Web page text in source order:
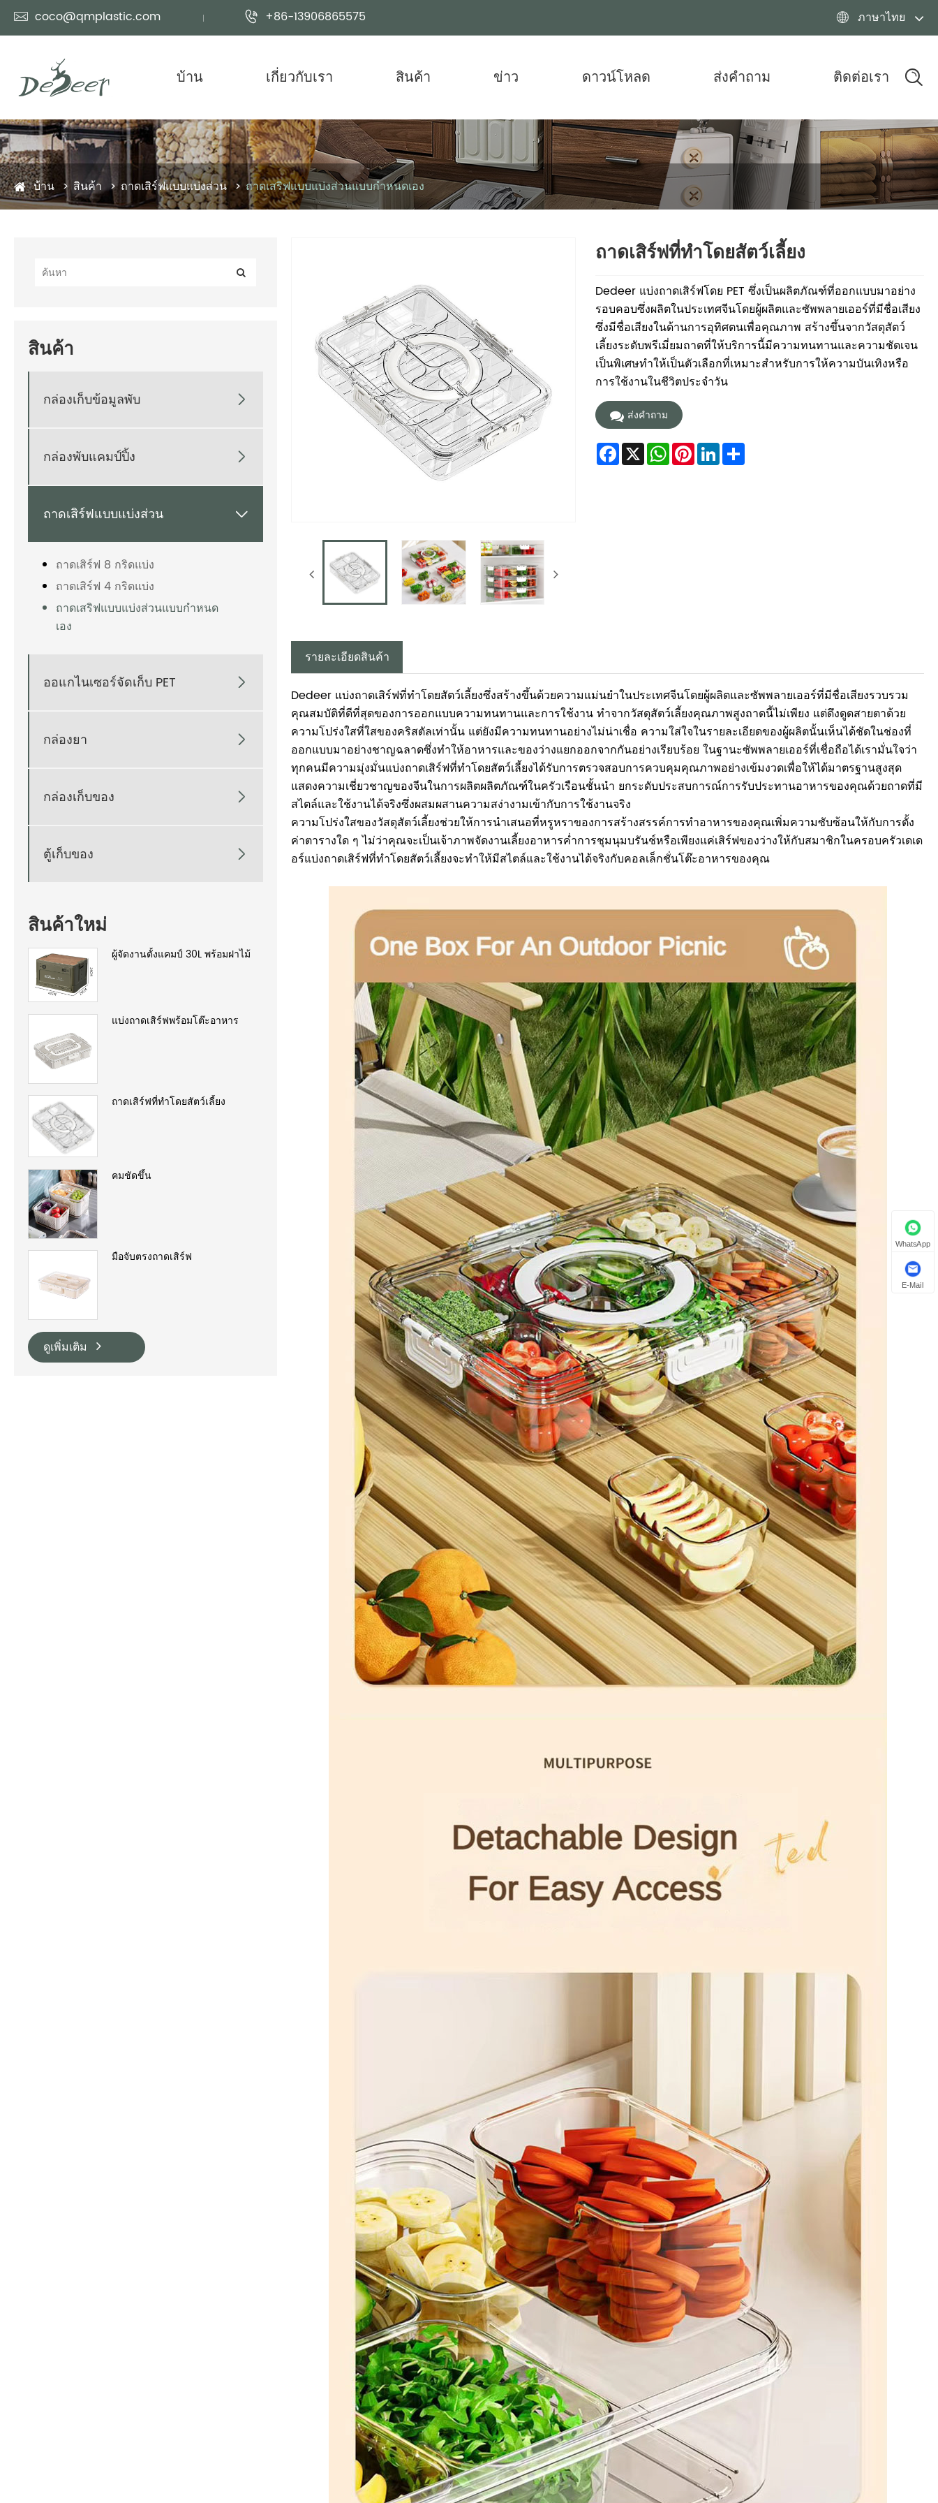
 coco@qmplastic.com  +86-13906865575  ภาษาไทย
บ้าน เกี่ยวกับเรา สินค้า ข่าว ดาวน์โหลด ส่งคำถาม ติดต่อเรา
บ้าน สินค้า ถาดเสิร์ฟแบบแบ่งส่วน ถาดเสริฟแบบแบ่งส่วนแบบกำหนดเอง
สินค้า
กล่องเก็บข้อมูลพับ 
กล่องพับแคมป์ปิ้ง 
ถาดเสิร์ฟแบบแบ่งส่วน 
ถาดเสิร์ฟ 8 กริดแบ่ง
ถาดเสิร์ฟ 4 กริดแบ่ง
ถาดเสริฟแบบแบ่งส่วนแบบกำหนด
เอง
ออแกไนเซอร์จัดเก็บ PET 
กล่องยา 
กล่องเก็บของ 
ตู้เก็บของ 
สินค้าใหม่
ผู้จัดงานตั้งแคมป์ 30L พร้อมฝาไม้
แบ่งถาดเสิร์ฟพร้อมโต๊ะอาหาร
ถาดเสิร์ฟที่ทำโดยสัตว์เลี้ยง
คมชัดขึ้น
มือจับตรงถาดเสิร์ฟ
ดูเพิ่มเติม
ถาดเสิร์ฟที่ทำโดยสัตว์เลี้ยง
Dedeer แบ่งถาดเสิร์ฟโดย PET ซึ่งเป็นผลิตภัณฑ์ที่ออกแบบมาอย่าง
รอบคอบซึ่งผลิตในประเทศจีนโดยผู้ผลิตและซัพพลายเออร์ที่มีชื่อเสียง
ซึ่งมีชื่อเสียงในด้านการอุทิศตนเพื่อคุณภาพ สร้างขึ้นจากวัสดุสัตว์
เลี้ยงระดับพรีเมี่ยมถาดที่ให้บริการนี้มีความทนทานและความชัดเจน
เป็นพิเศษทำให้เป็นตัวเลือกที่เหมาะสำหรับการให้ความบันเทิงหรือ
การใช้งานในชีวิตประจำวัน
ส่งคำถาม
Facebook
X WhatsApp
Pinterest
LinkedInShare
รายละเอียดสินค้า
Dedeer แบ่งถาดเสิร์ฟที่ทำโดยสัตว์เลี้ยงซึ่งสร้างขึ้นด้วยความแม่นยำในประเทศจีนโดยผู้ผลิตและซัพพลายเออร์ที่มีชื่อเสียงรวบรวม
คุณสมบัติที่ดีที่สุดของการออกแบบความทนทานและการใช้งาน ทำจากวัสดุสัตว์เลี้ยงคุณภาพสูงถาดนี้ไม่เพียง แต่ดึงดูดสายตาด้วย
ความโปร่งใสที่ใสของคริสตัลเท่านั้น แต่ยังมีความทนทานอย่างไม่น่าเชื่อ ความใส่ใจในรายละเอียดของผู้ผลิตนั้นเห็นได้ชัดในช่องที่
ออกแบบมาอย่างชาญฉลาดซึ่งทำให้อาหารและของว่างแยกออกจากกันอย่างเรียบร้อย ในฐานะซัพพลายเออร์ที่เชื่อถือได้เรามั่นใจว่า
ทุกคนมีความมุ่งมั่นแบ่งถาดเสิร์ฟที่ทำโดยสัตว์เลี้ยงได้รับการตรวจสอบการควบคุมคุณภาพอย่างเข้มงวดเพื่อให้ได้มาตรฐานสูงสุด
แสดงความเชี่ยวชาญของจีนในการผลิตผลิตภัณฑ์ในครัวเรือนชั้นนำ ยกระดับประสบการณ์การรับประทานอาหารของคุณด้วยถาดที่มี
สไตล์และใช้งานได้จริงซึ่งผสมผสานความสง่างามเข้ากับการใช้งานจริง
ความโปร่งใสของวัสดุสัตว์เลี้ยงช่วยให้การนำเสนอที่หรูหราของการสร้างสรรค์การทำอาหารของคุณเพิ่มความซับซ้อนให้กับการตั้ง
ค่าตารางใด ๆ ไม่ว่าคุณจะเป็นเจ้าภาพจัดงานเลี้ยงอาหารค่ำการชุมนุมบรันช์หรือเพียงแค่เสิร์ฟของว่างให้กับสมาชิกในครอบครัวเดเด
อร์แบ่งถาดเสิร์ฟที่ทำโดยสัตว์เลี้ยงจะทำให้มีสไตล์และใช้งานได้จริงกับคอลเล็กชั่นโต๊ะอาหารของคุณ
WhatsApp
E-Mail